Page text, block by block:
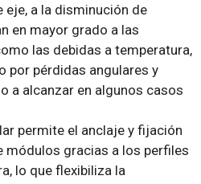
a la disminución de
en mayor grado a las
las debidas a temperatura,
por pérdidas angulares y
a alcanzar en algunos casos
permite el anclaje y fijación
módulos gracias a los perfiles
lo que flexibiliza la